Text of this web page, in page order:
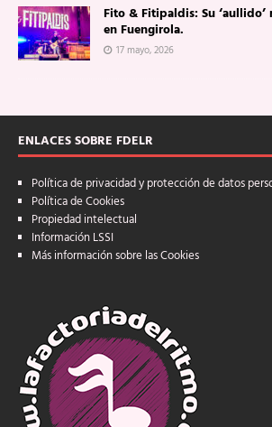
Fito & Fitipaldis: Su
en Fuengirola.
17 mayo, 2026
ENLACES SOBRE FDELR
Política de privacidad y protección de datos
Política de Cookies
Propiedad intelectual
Información LSSI
Más información sobre las Cookies